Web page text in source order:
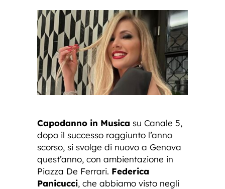
Capodanno in Musica su Canale 5,
dopo il successo raggiunto l’anno
scorso, si svolge di nuovo a Genova
quest’anno, con ambientazione in
Piazza De Ferrari. Federica
Panicucci, che abbiamo visto negli